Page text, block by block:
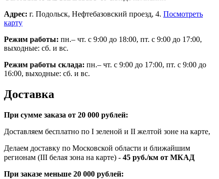
Адрес: г. Подольск, Нефтебазовский проезд, 4. Посмотреть
карту
Режим работы: пн.– чт. с 9:00 до 18:00, пт. с 9:00 до 17:00,
выходные: сб. и вс.
Режим работы склада: пн.– чт. с 9:00 до 17:00, пт. с 9:00 до
16:00, выходные: сб. и вс.
Доставка
При сумме заказа от 20 000 рублей:
Доставляем бесплатно по I зеленой и II желтой зоне на карте,
Делаем доставку по Московской области и ближайшим
регионам (III белая зона на карте) - 45 руб./км от МКАД
При заказе меньше 20 000 рублей: